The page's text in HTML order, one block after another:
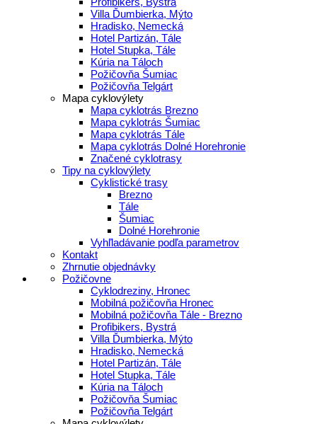
Villa Ďumbierka, Mýto
Hradisko, Nemecká
Hotel Partizán, Tále
Hotel Stupka, Tále
Kúria na Táloch
Požičovňa Šumiac
Požičovňa Telgárt
Mapa cyklovýlety
Mapa cyklotrás Brezno
Mapa cyklotrás Šumiac
Mapa cyklotrás Tále
Mapa cyklotrás Dolné Horehronie
Značené cyklotrasy
Tipy na cyklovýlety
Cyklistické trasy
Brezno
Tále
Šumiac
Dolné Horehronie
Vyhľladávanie podľa parametrov
Kontakt
Zhrnutie objednávky
Požičovne
Cyklodreziny, Hronec
Mobilná požičovňa Hronec
Mobilná požičovňa Tále - Brezno
Profibikers, Bystrá
Villa Ďumbierka, Mýto
Hradisko, Nemecká
Hotel Partizán, Tále
Hotel Stupka, Tále
Kúria na Táloch
Požičovňa Šumiac
Požičovňa Telgárt